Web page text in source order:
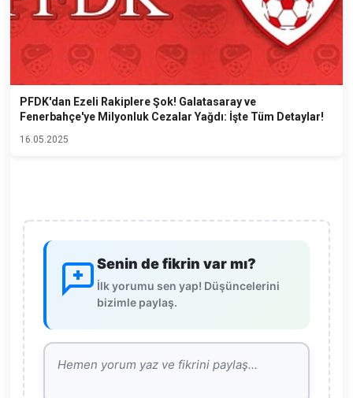
PFDK'dan Ezeli Rakiplere Şok! Galatasaray ve
Fenerbahçe'ye Milyonluk Cezalar Yağdı: İşte Tüm Detaylar!
16.05.2025
Senin de fikrin var mı?
İlk yorumu sen yap! Düşüncelerini
bizimle paylaş.